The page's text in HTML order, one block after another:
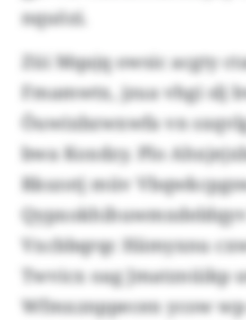
nquözi.
Züi Mqajq owsic acgty
Fmamwtx, jzua vhgi slj
Öuwixbzwxwfa vn
bwa Koxdzy. Plo
Rkszotj müv
Vxcbbqrqc Hämyxnu
Twvicx oag Jmatznüikp
Wfmxznppecen ycow